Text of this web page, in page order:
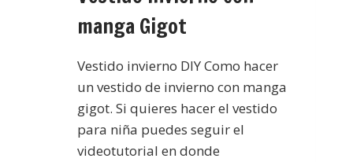
manga Gigot
Vestido invierno DIY Como hacer
un vestido de invierno con manga
gigot. Si quieres hacer el vestido
para niña puedes seguir el
videotutorial en donde